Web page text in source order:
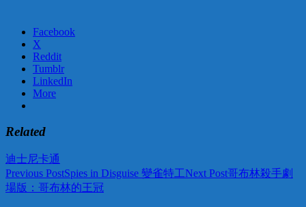
Facebook
X
Reddit
Tumblr
LinkedIn
More
Related
迪士尼卡通
Post
navigation
Previous PostSpies in Disguise 變雀特工Next Post哥布林殺手劇
場版：哥布林的王冠